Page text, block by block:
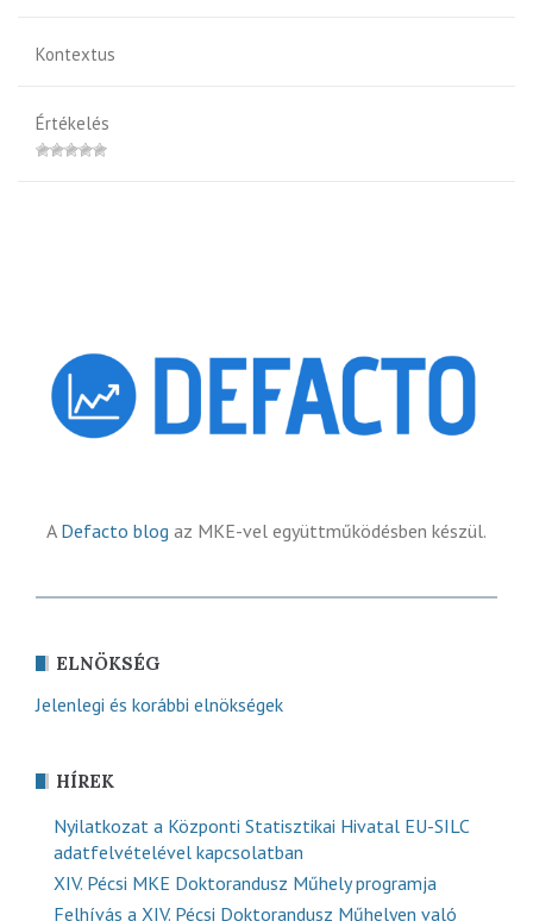
Kontextus
Értékelés
A Defacto blog az MKE-vel együttműködésben készül.
ELNÖKSÉG
Jelenlegi és korábbi elnökségek
HÍREK
Nyilatkozat a Központi Statisztikai Hivatal EU-SILC
adatfelvételével kapcsolatban
XIV. Pécsi MKE Doktorandusz Műhely programja
Felhívás a XIV. Pécsi Doktorandusz Műhelyen való